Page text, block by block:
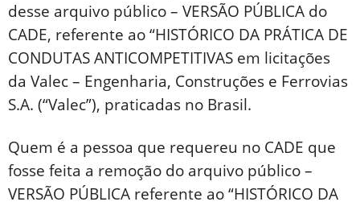
desse arquivo público – VERSÃO PÚBLICA do
CADE, referente ao “HISTÓRICO DA PRÁTICA DE
CONDUTAS ANTICOMPETITIVAS em licitações
da Valec – Engenharia, Construções e Ferrovias
S.A. (“Valec”), praticadas no Brasil.
Quem é a pessoa que requereu no CADE que
fosse feita a remoção do arquivo público –
VERSÃO PÚBLICA referente ao “HISTÓRICO DA